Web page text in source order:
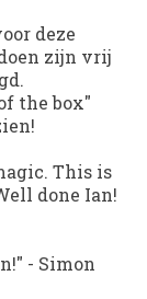
deze
zijn vrij
the box"
This is
done Ian!
- Simon